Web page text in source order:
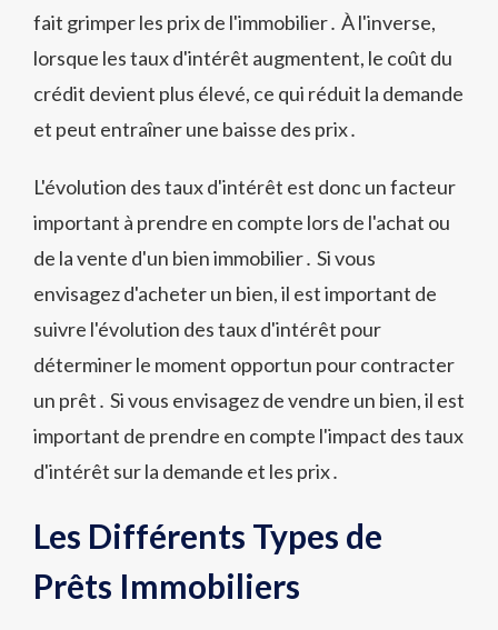
fait grimper les prix de l'immobilier․ À l'inverse,
lorsque les taux d'intérêt augmentent, le coût du
crédit devient plus élevé, ce qui réduit la demande
et peut entraîner une baisse des prix․
L'évolution des taux d'intérêt est donc un facteur
important à prendre en compte lors de l'achat ou
de la vente d'un bien immobilier․ Si vous
envisagez d'acheter un bien, il est important de
suivre l'évolution des taux d'intérêt pour
déterminer le moment opportun pour contracter
un prêt․ Si vous envisagez de vendre un bien, il est
important de prendre en compte l'impact des taux
d'intérêt sur la demande et les prix․
Les Différents Types de
Prêts Immobiliers